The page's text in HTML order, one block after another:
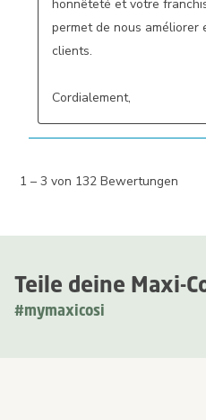
Teile deine Maxi-
#mymaxicosi
honnêteté et votre
permet de nous améliorer
clients.
Cordialement,
1 – 3 von 132 Bewertungen